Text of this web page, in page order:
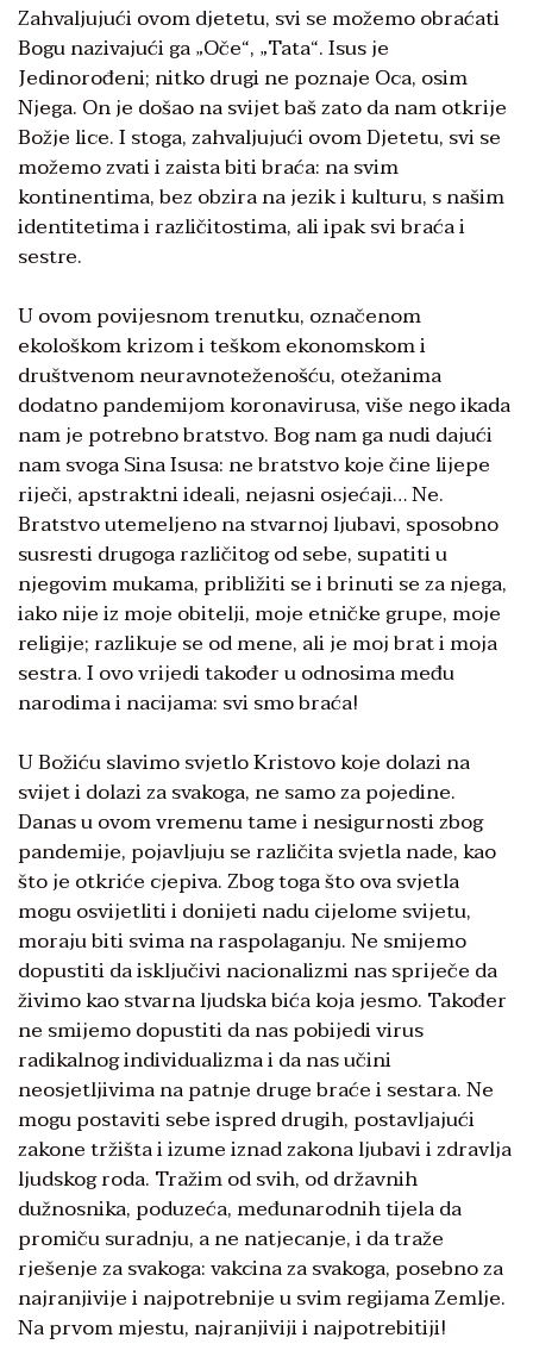
Zahvaljujući ovom djetetu, svi se možemo obraćati
Bogu nazivajući ga „Oče“, „Tata“. Isus je
Jedinorođeni; nitko drugi ne poznaje Oca, osim
Njega. On je došao na svijet baš zato da nam otkrije
Božje lice. I stoga, zahvaljujući ovom Djetetu, svi se
možemo zvati i zaista biti braća: na svim
kontinentima, bez obzira na jezik i kulturu, s našim
identitetima i različitostima, ali ipak svi braća i
sestre.
U ovom povijesnom trenutku, označenom
ekološkom krizom i teškom ekonomskom i
društvenom neuravnoteženošću, otežanima
dodatno pandemijom koronavirusa, više nego ikada
nam je potrebno bratstvo. Bog nam ga nudi dajući
nam svoga Sina Isusa: ne bratstvo koje čine lijepe
riječi, apstraktni ideali, nejasni osjećaji… Ne.
Bratstvo utemeljeno na stvarnoj ljubavi, sposobno
susresti drugoga različitog od sebe, supatiti u
njegovim mukama, približiti se i brinuti se za njega,
iako nije iz moje obitelji, moje etničke grupe, moje
religije; razlikuje se od mene, ali je moj brat i moja
sestra. I ovo vrijedi također u odnosima među
narodima i nacijama: svi smo braća!
U Božiću slavimo svjetlo Kristovo koje dolazi na
svijet i dolazi za svakoga, ne samo za pojedine.
Danas u ovom vremenu tame i nesigurnosti zbog
pandemije, pojavljuju se različita svjetla nade, kao
što je otkriće cjepiva. Zbog toga što ova svjetla
mogu osvijetliti i donijeti nadu cijelome svijetu,
moraju biti svima na raspolaganju. Ne smijemo
dopustiti da isključivi nacionalizmi nas spriječe da
živimo kao stvarna ljudska bića koja jesmo. Također
ne smijemo dopustiti da nas pobijedi virus
radikalnog individualizma i da nas učini
neosjetljivima na patnje druge braće i sestara. Ne
mogu postaviti sebe ispred drugih, postavljajući
zakone tržišta i izume iznad zakona ljubavi i zdravlja
ljudskog roda. Tražim od svih, od državnih
dužnosnika, poduzeća, međunarodnih tijela da
promiču suradnju, a ne natjecanje, i da traže
rješenje za svakoga: vakcina za svakoga, posebno za
najranjivije i najpotrebnije u svim regijama Zemlje.
Na prvom mjestu, najranjiviji i najpotrebitiji!